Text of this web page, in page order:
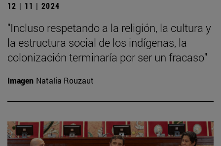
12 | 11 | 2024
"Incluso respetando a la religión, la cultura y
la estructura social de los indígenas, la
colonización terminaría por ser un fracaso"
Imagen Natalia Rouzaut